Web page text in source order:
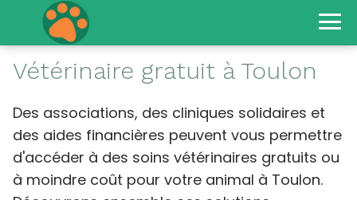
Vétérinaire gratuit à Toulon
Des associations, des cliniques solidaires et
des aides financières peuvent vous permettre
d'accéder à des soins vétérinaires gratuits ou
à moindre coût pour votre animal à Toulon.